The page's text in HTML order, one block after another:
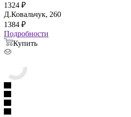
1324 ₽
Д.Ковальчук, 260
1384 ₽
Подробности
Купить